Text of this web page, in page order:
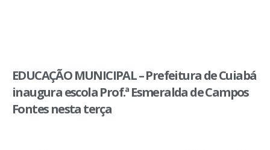
EDUCAÇÃO MUNICIPAL – Prefeitura de Cuiabá
inaugura escola Prof.ª Esmeralda de Campos
Fontes nesta terça